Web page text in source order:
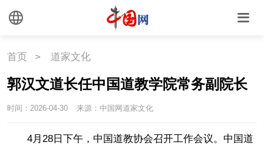
首页 > 道家文化
郭汉文道长任中国道教学院常务副院长
时间：2026-04-30 来源：中国网道家文化
4月28日下午，中国道教协会召开工作会议。中国道